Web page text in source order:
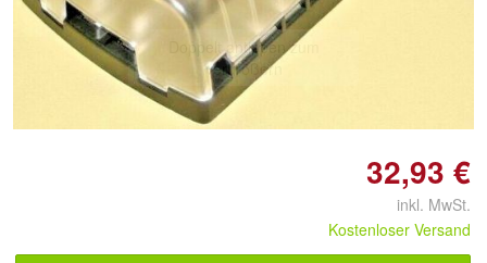
Doppelt antippen zum
vergrößern
32,93 €
inkl. MwSt.
Kostenloser Versand